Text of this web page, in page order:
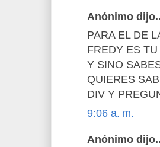
Anónimo
PARA EL DE
FREDY ES
Y SINO
QUIERES
DIV Y
9:06 a. m.
Anónimo